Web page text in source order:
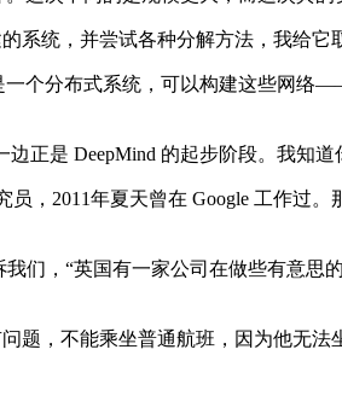
统，并尝试各种分解方法，我给它
分布式系统，可以构建这些网络
是 DeepMind 的起步阶段。我知道
，2011年夏天曾在 Google 工作过
，“英国有一家公司在做些有意思
，不能乘坐普通航班，因为他无法